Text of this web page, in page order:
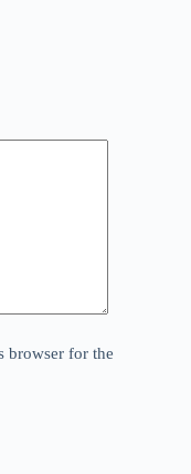
browser for the